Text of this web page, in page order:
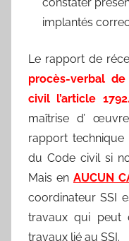
implantés
Le rapport de
procès-verbal
civil l’article
maîtrise d’
rapport
du Code civil si
Mais en AUCUN
coordinateur SSI
travaux qui peut
travaux lié au SSI.